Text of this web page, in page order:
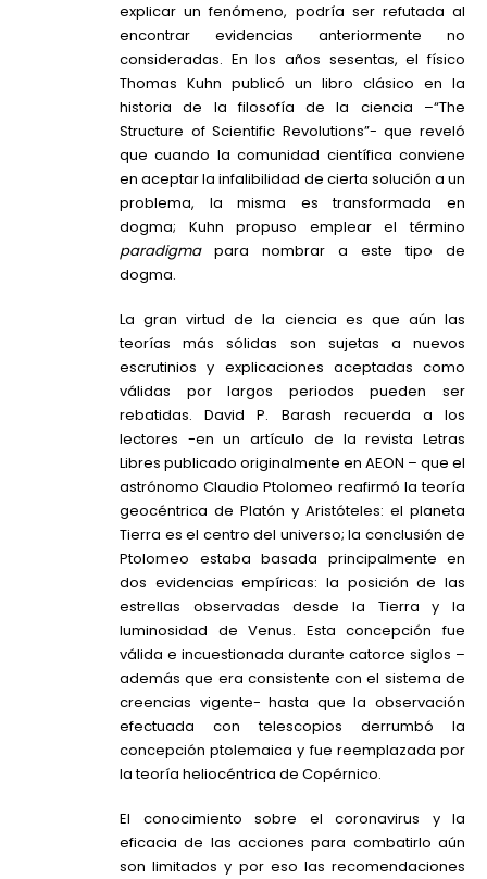
explicar un fenómeno, podría ser refutada al
encontrar evidencias anteriormente no
consideradas. En los años sesentas, el físico
Thomas Kuhn publicó un libro clásico en la
historia de la filosofía de la ciencia –“The
Structure of Scientific Revolutions”- que reveló
que cuando la comunidad científica conviene
en aceptar la infalibilidad de cierta solución a un
problema, la misma es transformada en
dogma; Kuhn propuso emplear el término
paradigmapara nombrar a este tipo de
dogma.
La gran virtud de la ciencia es que aún las
teorías más sólidas son sujetas a nuevos
escrutinios y explicaciones aceptadas como
válidas por largos periodos pueden ser
rebatidas. David P. Barash recuerda a los
lectores -en un artículo de la revista Letras
Libres publicado originalmente en AEON – que el
astrónomo Claudio Ptolomeo reafirmó la teoría
geocéntrica de Platón y Aristóteles: el planeta
Tierra es el centro del universo; la conclusión de
Ptolomeo estaba basada principalmente en
dos evidencias empíricas: la posición de las
estrellas observadas desde la Tierra y la
luminosidad de Venus. Esta concepción fue
válida e incuestionada durante catorce siglos –
además que era consistente con el sistema de
creencias vigente- hasta que la observación
efectuada con telescopios derrumbó la
concepción ptolemaica y fue reemplazada por
la teoría heliocéntrica de Copérnico.
El conocimiento sobre el coronavirus y la
eficacia de las acciones para combatirlo aún
son limitados y por eso las recomendaciones